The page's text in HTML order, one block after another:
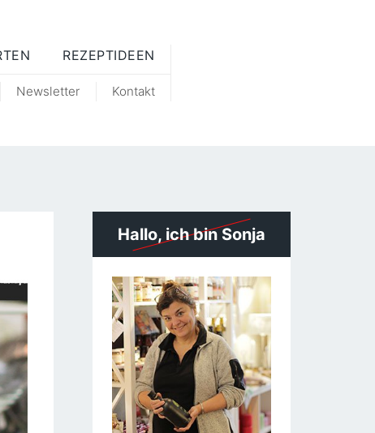
REZEPTIDEEN
Newsletter Kontakt
Hallo, ich bin Sonja